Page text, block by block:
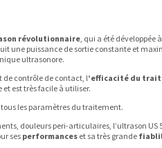
révolutionnaire, qui a été développée
une puissance de sortie constante et
ultrasonore.
de contrôle de contact, l‘efficacité du
et est très facile à utiliser.
les paramètres du traitement.
douleurs peri-articulaires, l’ultrason US
sesperformances et sa très grande